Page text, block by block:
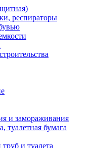
респираторы
и замораживания
туалетная бумага
и туалета